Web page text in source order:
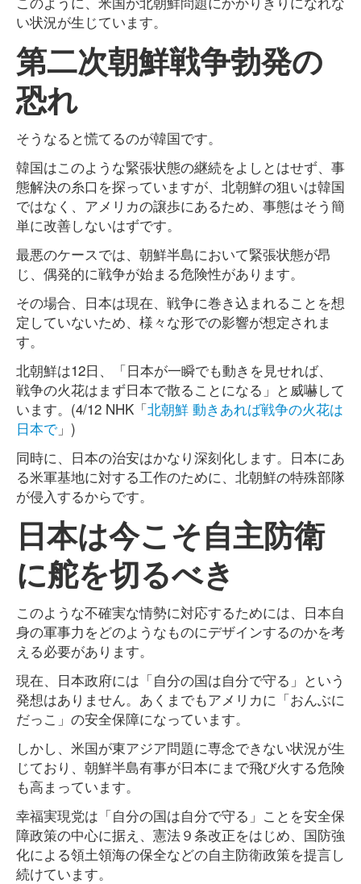
い状況が生じています。
第二次朝鮮戦争勃発の
恐れ
そうなると慌てるのが韓国です。
韓国はこのような緊張状態の継続をよしとはせず、事
態解決の糸口を探っていますが、北朝鮮の狙いは韓国
ではなく、アメリカの譲歩にあるため、事態はそう簡
単に改善しないはずです。
最悪のケースでは、朝鮮半島において緊張状態が昂
じ、偶発的に戦争が始まる危険性があります。
その場合、日本は現在、戦争に巻き込まれることを想
定していないため、様々な形での影響が想定されま
す。
北朝鮮は12日、「日本が一瞬でも動きを見せれば、
戦争の火花はまず日本で散ることになる」と威嚇して
います。(4/12 NHK「北朝鮮 動きあれば戦争の火花は
日本で」)
同時に、日本の治安はかなり深刻化します。日本にあ
る米軍基地に対する工作のために、北朝鮮の特殊部隊
が侵入するからです。
日本は今こそ自主防衛
に舵を切るべき
このような不確実な情勢に対応するためには、日本自
身の軍事力をどのようなものにデザインするのかを考
える必要があります。
現在、日本政府には「自分の国は自分で守る」という
発想はありません。あくまでもアメリカに「おんぶに
だっこ」の安全保障になっています。
しかし、米国が東アジア問題に専念できない状況が生
じており、朝鮮半島有事が日本にまで飛び火する危険
も高まっています。
幸福実現党は「自分の国は自分で守る」ことを安全保
障政策の中心に据え、憲法９条改正をはじめ、国防強
化による領土領海の保全などの自主防衛政策を提言し
続けています。